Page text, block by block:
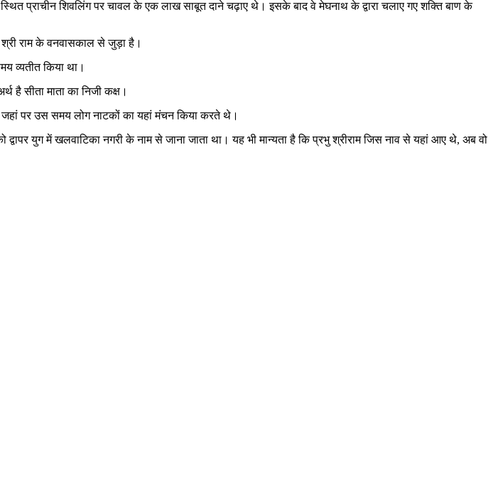
प्राचीन शिवलिंग पर चावल के एक लाख साबूत दाने चढ़ाए थे। इसके बाद वे मेघनाथ के द्वारा चलाए गए शक्ति बाण के
श्री राम के वनवासकाल से जुड़ा है।
व्यतीत किया था।
है सीता माता का निजी कक्ष।
पर उस समय लोग नाटकों का यहां मंचन किया करते थे।
युग में खलवाटिका नगरी के नाम से जाना जाता था। यह भी मान्यता है कि प्रभु श्रीराम जिस नाव से यहां आए थे, अब वो